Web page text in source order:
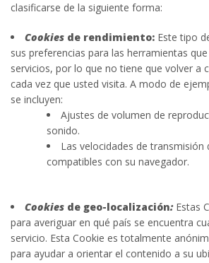
clasificarse de la siguiente forma:
Cookies de rendimiento: Este tipo
sus preferencias para las herramientas
servicios, por lo que no tiene que volver a
cada vez que usted visita. A modo de
se incluyen:
Ajustes de volumen de
sonido.
Las velocidades de transmisión
compatibles con su navegador.
Cookies de geo-localización:Estas
para averiguar en qué país se encuentra
servicio. Esta Cookie es totalmente
para ayudar a orientar el contenido a su